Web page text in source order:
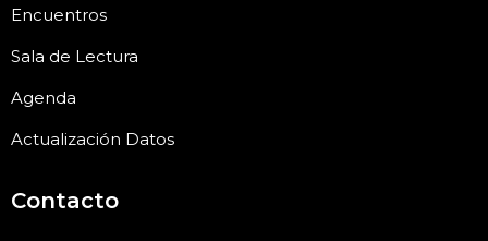
Encuentros
Sala de Lectura
Agenda
Actualización Datos
Contacto